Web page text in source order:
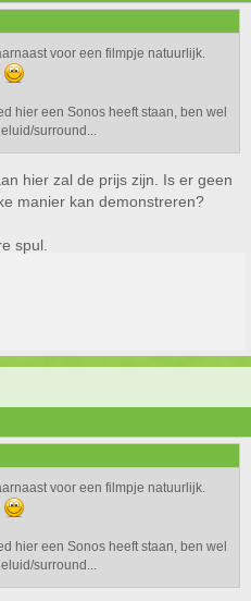
voor een filmpje natuurlijk.
hier een Sonos heeft staan, ben wel
surround...
hier zal de prijs zijn. Is er geen
manier kan demonstreren?
spul.
voor een filmpje natuurlijk.
hier een Sonos heeft staan, ben wel
surround...